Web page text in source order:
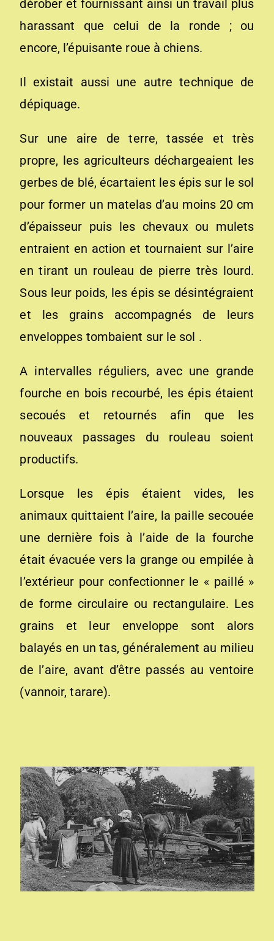
dérober et fournissant ainsi un travail plus
harassant que celui de la ronde ; ou
encore, l’épuisante roue à chiens.
Il existait aussi une autre technique de
dépiquage.
Sur une aire de terre, tassée et très
propre, les agriculteurs déchargeaient les
gerbes de blé, écartaient les épis sur le sol
pour former un matelas d’au moins 20 cm
d’épaisseur puis les chevaux ou mulets
entraient en action et tournaient sur l’aire
en tirant un rouleau de pierre très lourd.
Sous leur poids, les épis se désintégraient
et les grains accompagnés de leurs
enveloppes tombaient sur le sol .
A intervalles réguliers, avec une grande
fourche en bois recourbé, les épis étaient
secoués et retournés afin que les
nouveaux passages du rouleau soient
productifs.
Lorsque les épis étaient vides, les
animaux quittaient l’aire, la paille secouée
une dernière fois à l’aide de la fourche
était évacuée vers la grange ou empilée à
l’extérieur pour confectionner le « paillé »
de forme circulaire ou rectangulaire. Les
grains et leur enveloppe sont alors
balayés en un tas, généralement au milieu
de l’aire, avant d’être passés au ventoire
(vannoir, tarare).